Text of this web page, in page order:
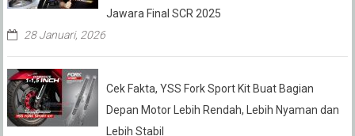
Jawara Final SCR 2025
28 Januari, 2026
Cek Fakta, YSS Fork Sport Kit Buat Bagian
Depan Motor Lebih Rendah, Lebih Nyaman dan
Lebih Stabil